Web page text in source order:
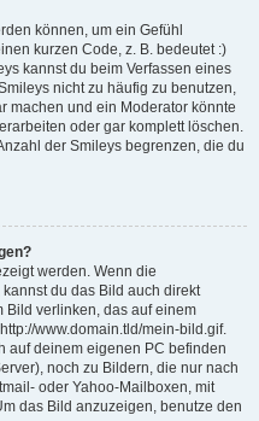
können, um ein Gefühl
kurzen Code, z. B. bedeutet :)
kannst du beim Verfassen eines
nicht zu häufig zu benutzen,
machen und ein Moderator könnte
oder gar komplett löschen.
der Smileys begrenzen, die du
werden. Wenn die
du das Bild auch direkt
Bild verlinken, das auf einem
www.domain.tld/mein-bild.gif.
auf deinem eigenen PC befinden
noch zu Bildern, die nur nach
oder Yahoo-Mailboxen, mit
das Bild anzuzeigen, benutze den